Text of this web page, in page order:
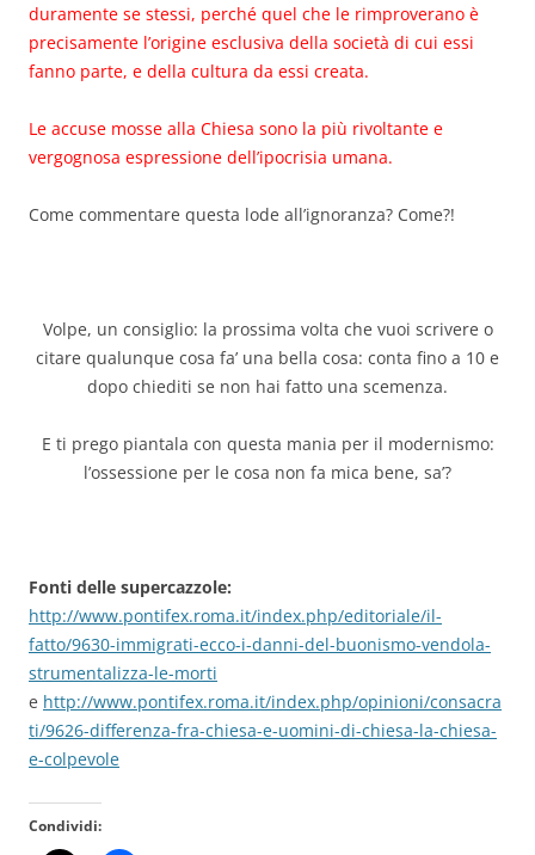
duramente se stessi, perché quel che le rimproverano è
precisamente l’origine esclusiva della società di cui essi
fanno parte, e della cultura da essi creata.
Le accuse mosse alla Chiesa sono la più rivoltante e
vergognosa espressione dell’ipocrisia umana.
Come commentare questa lode all’ignoranza? Come?!
Volpe, un consiglio: la prossima volta che vuoi scrivere o
citare qualunque cosa fa’ una bella cosa: conta fino a 10 e
dopo chiediti se non hai fatto una scemenza.
E ti prego piantala con questa mania per il modernismo:
l’ossessione per le cosa non fa mica bene, sa’?
Fonti delle supercazzole:
http://www.pontifex.roma.it/index.php/editoriale/il-
fatto/9630-immigrati-ecco-i-danni-del-buonismo-vendola-
strumentalizza-le-morti
e http://www.pontifex.roma.it/index.php/opinioni/consacra
ti/9626-differenza-fra-chiesa-e-uomini-di-chiesa-la-chiesa-
e-colpevole
Condividi: